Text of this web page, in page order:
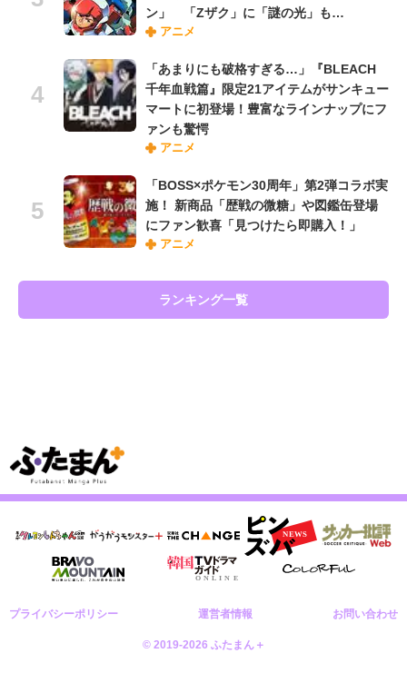
ン」 「Zザク」に「謎の光」も…
アニメ
「あまりにも破格すぎる…」『BLEACH
千年血戦篇』限定21アイテムがサンキュー
マートに初登場！豊富なラインナップにフ
ァンも驚愕
アニメ
「BOSS×ポケモン30周年」第2弾コラボ実
施！ 新商品「歴戦の微糖」や図鑑缶登場
にファン歓喜「見つけたら即購入！」
アニメ
ランキング一覧
プライバシーポリシー 運営者情報 お問い合わせ
© 2019-2026 ふたまん＋